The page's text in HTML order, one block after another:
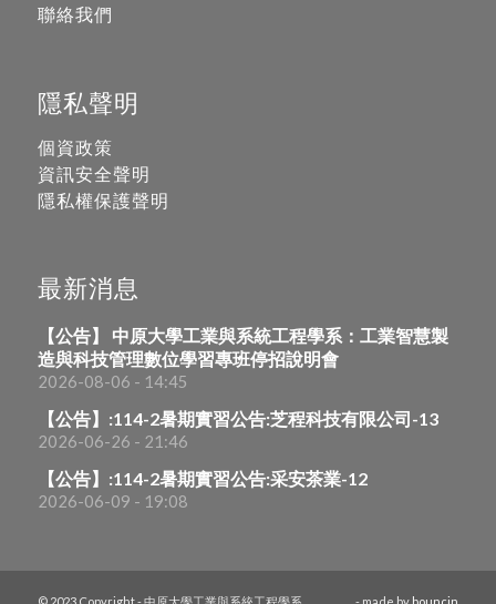
聯絡我們
隱私聲明
個資政策
資訊安全聲明
隱私權保護聲明
最新消息
【公告】 中原大學工業與系統工程學系：工業智慧製
造與科技管理數位學習專班停招說明會
2026-08-06 - 14:45
【公告】:114-2暑期實習公告:芝程科技有限公司-13
2026-06-26 - 21:46
【公告】:114-2暑期實習公告:采安茶業-12
2026-06-09 - 19:08